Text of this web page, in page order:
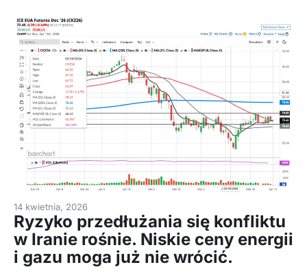
14 kwietnia, 2026
Ryzyko przedłużania się konfliktu
w Iranie rośnie. Niskie ceny energii
i gazu moga już nie wrócić.